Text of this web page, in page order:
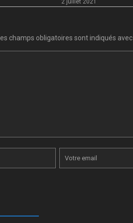
2 juillet 2021
Les champs obligatoires sont indiqués avec